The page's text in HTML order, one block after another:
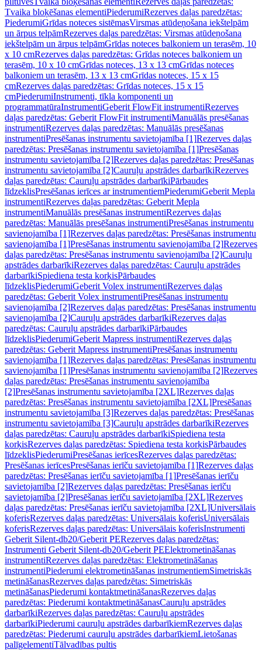
Tvaika bloķēšanas elementiPiederumiRezerves daļas paredzētas:
PiederumiGrīdas noteces sistēmasVirsmas atūdeņošana iekštelpām
un ārpus telpāmRezerves daļas paredzētas: Virsmas atūdeņošana
iekštelpām un ārpus telpāmGrīdas noteces balkoniem un terasēm, 10
x 10 cmRezerves daļas paredzētas: Grīdas noteces balkoniem un
terasēm, 10 x 10 cmGrīdas noteces, 13 x 13 cmGrīdas noteces
balkoniem un terasēm, 13 x 13 cmGrīdas noteces, 15 x 15
cmRezerves daļas paredzētas: Grīdas noteces, 15 x 15
cmPiederumiInstrumenti, tīkla komponenti un
programmatūraInstrumentiGeberit FlowFit instrumentiRezerves
daļas paredzētas: Geberit FlowFit instrumentiManuālās presēšanas
instrumentiRezerves daļas paredzētas: Manuālās presēšanas
instrumentiPresēšanas instrumentu savietojamība [1]Rezerves daļas
paredzētas: Presēšanas instrumentu savietojamība [1]Presēšanas
instrumentu savietojamība [2]Rezerves daļas paredzētas: Presēšanas
instrumentu savietojamība [2]Cauruļu apstrādes darbarīkiRezerves
daļas paredzētas: Cauruļu apstrādes darbarīkiPārbaudes
līdzeklisPresēšanas ierīces ar instrumentiemPiederumiGeberit Mepla
instrumentiRezerves daļas paredzētas: Geberit Mepla
instrumentiManuālās presēšanas instrumentiRezerves daļas
paredzētas: Manuālās presēšanas instrumentiPresēšanas instrumentu
savienojamība [1]Rezerves daļas paredzētas: Presēšanas instrumentu
savienojamība [1]Presēšanas instrumentu savienojamība [2]Rezerves
daļas paredzētas: Presēšanas instrumentu savienojamība [2]Cauruļu
apstrādes darbarīkiRezerves daļas paredzētas: Cauruļu apstrādes
darbarīkiSpiediena testa korķisPārbaudes
līdzeklisPiederumiGeberit Volex instrumentiRezerves daļas
paredzētas: Geberit Volex instrumentiPresēšanas instrumentu
savienojamība [2]Rezerves daļas paredzētas: Presēšanas instrumentu
savienojamība [2]Cauruļu apstrādes darbarīkiRezerves daļas
paredzētas: Cauruļu apstrādes darbarīkiPārbaudes
līdzeklisPiederumiGeberit Mapress instrumentiRezerves daļas
paredzētas: Geberit Mapress instrumentiPresēšanas instrumentu
savienojamība [1]Rezerves daļas paredzētas: Presēšanas instrumentu
savienojamība [1]Presēšanas instrumentu savienojamība [2]Rezerves
daļas paredzētas: Presēšanas instrumentu savienojamība
[2]Presēšanas instrumentu savietojamība [2XL]Rezerves daļas
paredzētas: Presēšanas instrumentu savietojamība [2XL]Presēšanas
instrumentu savietojamība [3]Rezerves daļas paredzētas: Presēšanas
instrumentu savietojamība [3]Cauruļu apstrādes darbarīkiRezerves
daļas paredzētas: Cauruļu apstrādes darbarīkiSpiediena testa
korķisRezerves daļas paredzētas: Spiediena testa korķisPārbaudes
līdzeklisPiederumiPresēšanas ierīcesRezerves daļas paredzētas:
Presēšanas ierīcesPresēšanas ierīču savietojamība [1]Rezerves daļas
paredzētas: Presēšanas ierīču savietojamība [1]Presēšanas ierīču
savietojamība [2]Rezerves daļas paredzētas: Presēšanas ierīču
savietojamība [2]Presēšanas ierīču savietojamība [2XL]Rezerves
daļas paredzētas: Presēšanas ierīču savietojamība [2XL]Universālais
koferisRezerves daļas paredzētas: Universālais koferisUniversālais
koferisRezerves daļas paredzētas: Universālais koferisInstrumenti
Geberit Silent-db20/Geberit PERezerves daļas paredzētas:
Instrumenti Geberit Silent-db20/Geberit PEElektrometināšanas
instrumentiRezerves daļas paredzētas: Elektrometināšanas
instrumentiPiederumi elektrometināšanas instrumentiemSimetriskās
metināšanasRezerves daļas paredzētas: Simetriskās
metināšanasPiederumi kontaktmetināšanasRezerves daļas
paredzētas: Piederumi kontaktmetināšanasCauruļu apstrādes
darbarīkiRezerves daļas paredzētas: Cauruļu apstrādes
darbarīkiPiederumi cauruļu apstrādes darbarīkiemRezerves daļas
paredzētas: Piederumi cauruļu apstrādes darbarīkiemLietošanas
palīgelementiTālvadības pultis